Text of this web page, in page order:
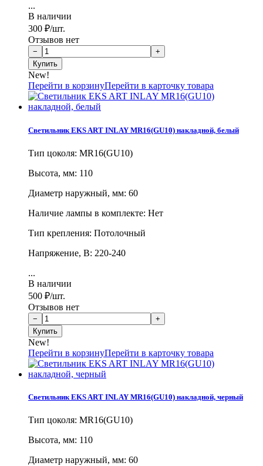
...
В наличии
300 ₽/шт.
Отзывов нет
New!
Перейти в корзинуПерейти в карточку товара
Светильник EKS ART INLAY MR16(GU10) накладной, белый
Тип цоколя: MR16(GU10)
Высота, мм: 110
Диаметр наружный, мм: 60
Наличие лампы в комплекте: Нет
Тип крепления: Потолочный
Напряжение, В: 220-240
...
В наличии
500 ₽/шт.
Отзывов нет
New!
Перейти в корзинуПерейти в карточку товара
Светильник EKS ART INLAY MR16(GU10) накладной, черный
Тип цоколя: MR16(GU10)
Высота, мм: 110
Диаметр наружный, мм: 60